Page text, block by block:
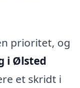
prioritet, og
i Ølsted
et skridt i